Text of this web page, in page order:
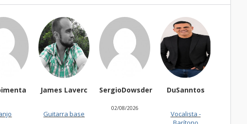
James Laverc
Guitarra base
SergioDowsder
02/08/2026
DuSanntos
Vocalista -
Dom marins